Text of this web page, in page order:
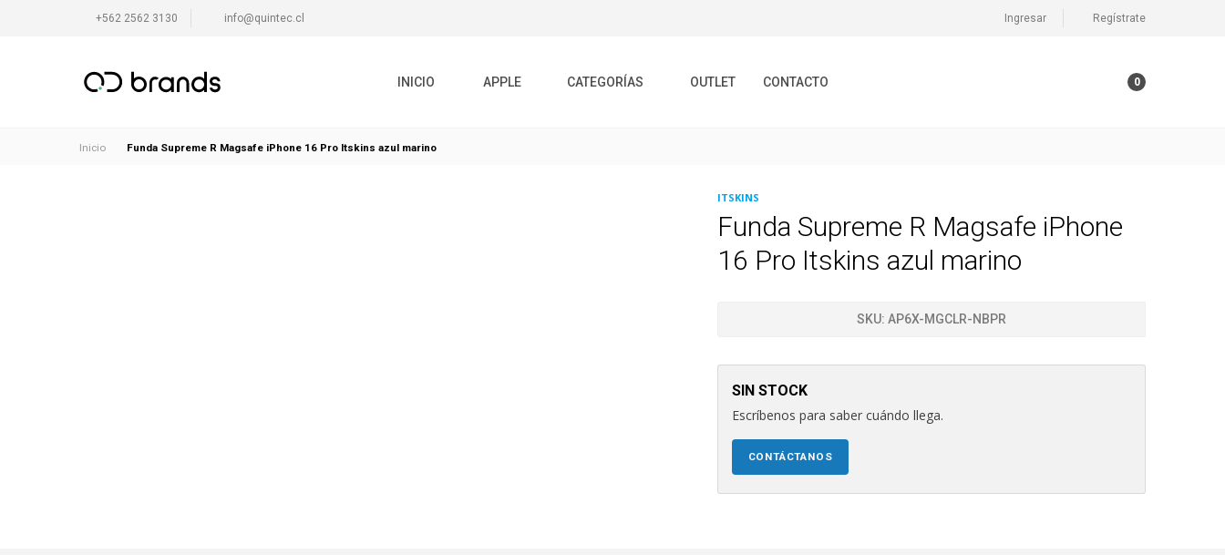
+562 2562 3130 info@quintec.cl Ingresar Regístrate
INICIO APPLE CATEGORÍAS OUTLET CONTACTO 0
Inicio Funda Supreme R Magsafe iPhone 16 Pro Itskins azul marino
ITSKINS
Funda Supreme R Magsafe iPhone
16 Pro Itskins azul marino
SKU: AP6X-MGCLR-NBPR
SIN STOCK
Escríbenos para saber cuándo llega.
CONTÁCTANOS